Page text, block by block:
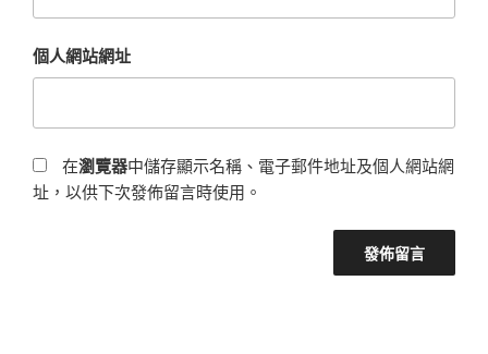
個人網站網址
在瀏覽器中儲存顯示名稱、電子郵件地址及個人網站網
址，以供下次發佈留言時使用。